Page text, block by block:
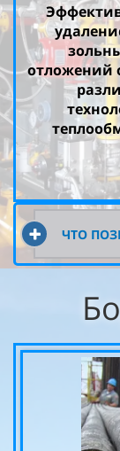
отложений
ЧТО